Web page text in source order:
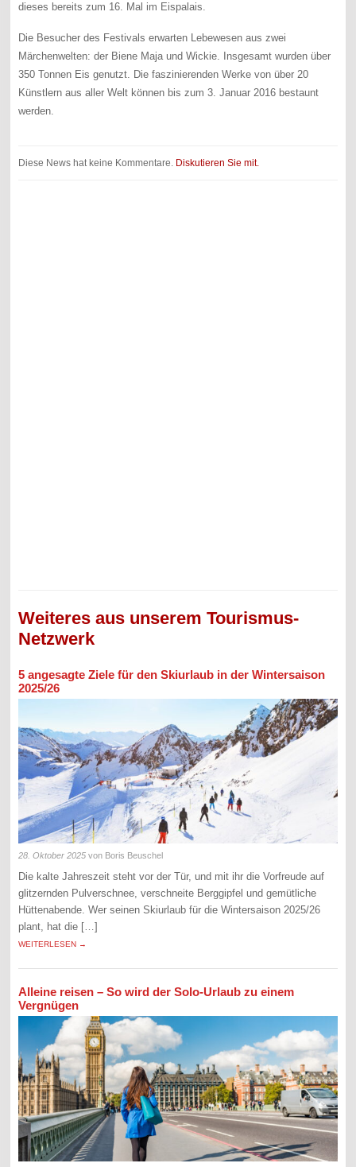
dieses bereits zum 16. Mal im Eispalais.
Die Besucher des Festivals erwarten Lebewesen aus zwei
Märchenwelten: der Biene Maja und Wickie. Insgesamt wurden über
350 Tonnen Eis genutzt. Die faszinierenden Werke von über 20
Künstlern aus aller Welt können bis zum 3. Januar 2016 bestaunt
werden.
Diese News hat keine Kommentare. Diskutieren Sie mit.
Weiteres aus unserem Tourismus-
Netzwerk
5 angesagte Ziele für den Skiurlaub in der Wintersaison
2025/26
28. Oktober 2025 von Boris Beuschel
Die kalte Jahreszeit steht vor der Tür, und mit ihr die Vorfreude auf
glitzernden Pulverschnee, verschneite Berggipfel und gemütliche
Hüttenabende. Wer seinen Skiurlaub für die Wintersaison 2025/26
plant, hat die […]
WEITERLESEN →
Alleine reisen – So wird der Solo-Urlaub zu einem
Vergnügen